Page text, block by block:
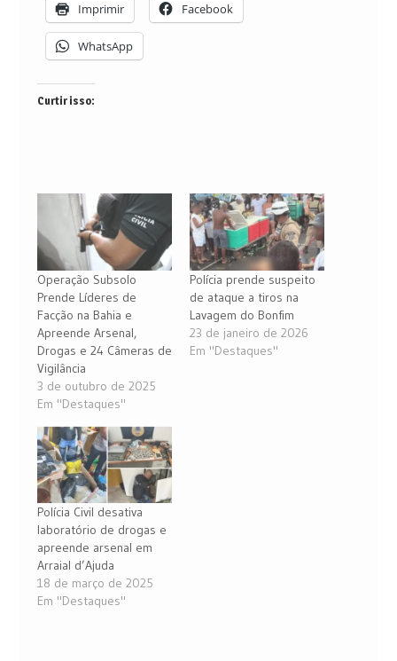
Imprimir Facebook
WhatsApp
Curtir isso:
Operação Subsolo
Prende Líderes de
Facção na Bahia e
Apreende Arsenal,
Drogas e 24 Câmeras de
Vigilância
3 de outubro de 2025
Em "Destaques"
Polícia prende suspeito
de ataque a tiros na
Lavagem do Bonfim
23 de janeiro de 2026
Em "Destaques"
Polícia Civil desativa
laboratório de drogas e
apreende arsenal em
Arraial d’Ajuda
18 de março de 2025
Em "Destaques"